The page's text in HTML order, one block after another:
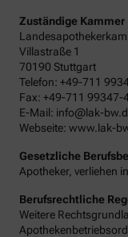
Zuständige Kammer
Villastraße 1
70190 Stuttgart
Telefon: +49-711
Fax: +49-711 99347-
E-Mail: info@lak-
Webseite: www.lak-
Gesetzliche
Apotheker, verliehen
Berufsrechtliche
Weitere